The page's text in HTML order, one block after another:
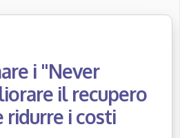
i "Never
il recupero
ridurre i costi